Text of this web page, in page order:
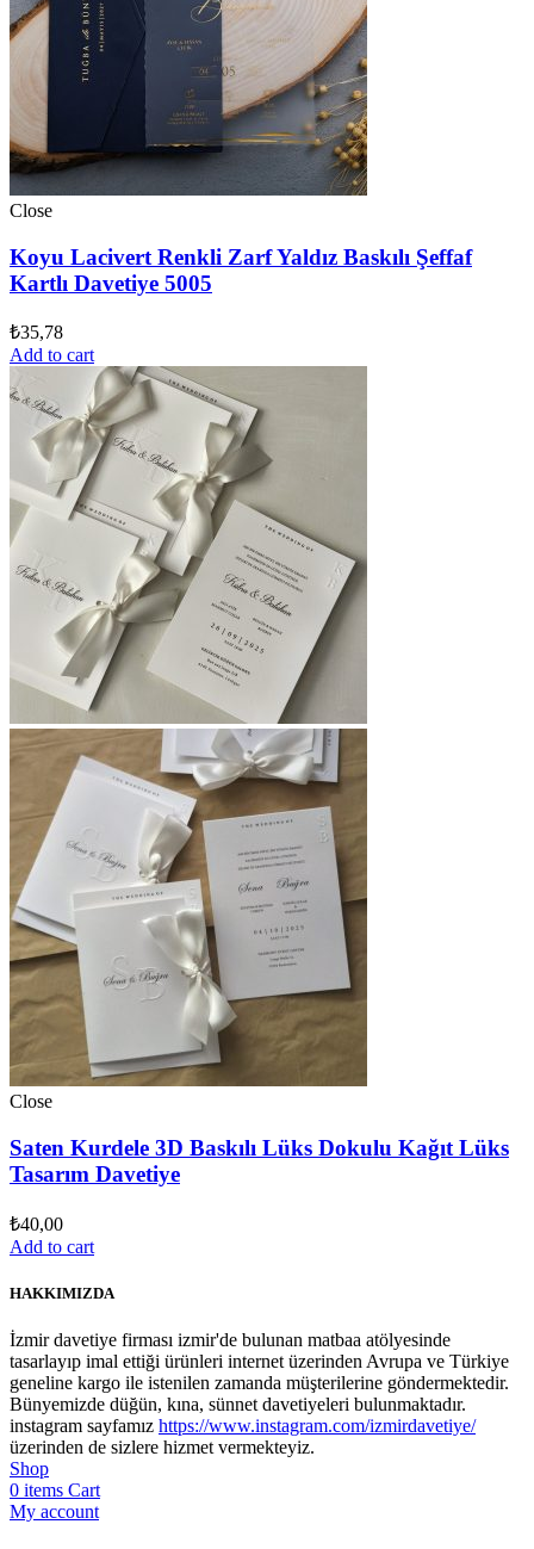
Close
Koyu Lacivert Renkli Zarf Yaldız Baskılı Şeffaf
Kartlı Davetiye 5005
₺35,78
Add to cart
Close
Saten Kurdele 3D Baskılı Lüks Dokulu Kağıt Lüks
Tasarım Davetiye
₺40,00
Add to cart
HAKKIMIZDA
İzmir davetiye firması izmir'de bulunan matbaa atölyesinde
tasarlayıp imal ettiği ürünleri internet üzerinden Avrupa ve Türkiye
geneline kargo ile istenilen zamanda müşterilerine göndermektedir.
Bünyemizde düğün, kına, sünnet davetiyeleri bulunmaktadır.
instagram sayfamız https://www.instagram.com/izmirdavetiye/
üzerinden de sizlere hizmet vermekteyiz.
Shop
0 items Cart
My account